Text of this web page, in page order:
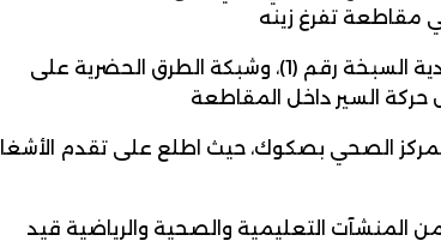
وشملت الجولة أعمال بناء وتجهيز ملعب السبخة، ودار الشباب، وإعدادية السبخة رقم (1)، وشبكة الطرق الحضرية على
الصحي بصكوك، حيث اطلع على تقدم
المنشآت التعليمية والصحية والرياضية قيد